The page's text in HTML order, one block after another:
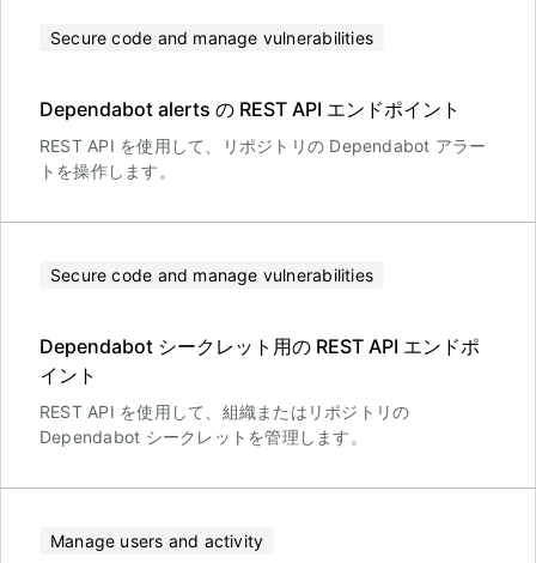
Secure code and manage vulnerabilities
Dependabot alerts の REST API エンドポイント
REST API を使用して、リポジトリの Dependabot アラー
トを操作します。
Secure code and manage vulnerabilities
Dependabot シークレット用の REST API エンドポ
イント
REST API を使用して、組織またはリポジトリの
Dependabot シークレットを管理します。
Manage users and activity